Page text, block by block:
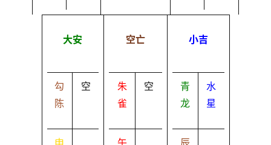
大安
勾
陈
空
空亡
朱
雀
空
小吉
青
龙
水
星